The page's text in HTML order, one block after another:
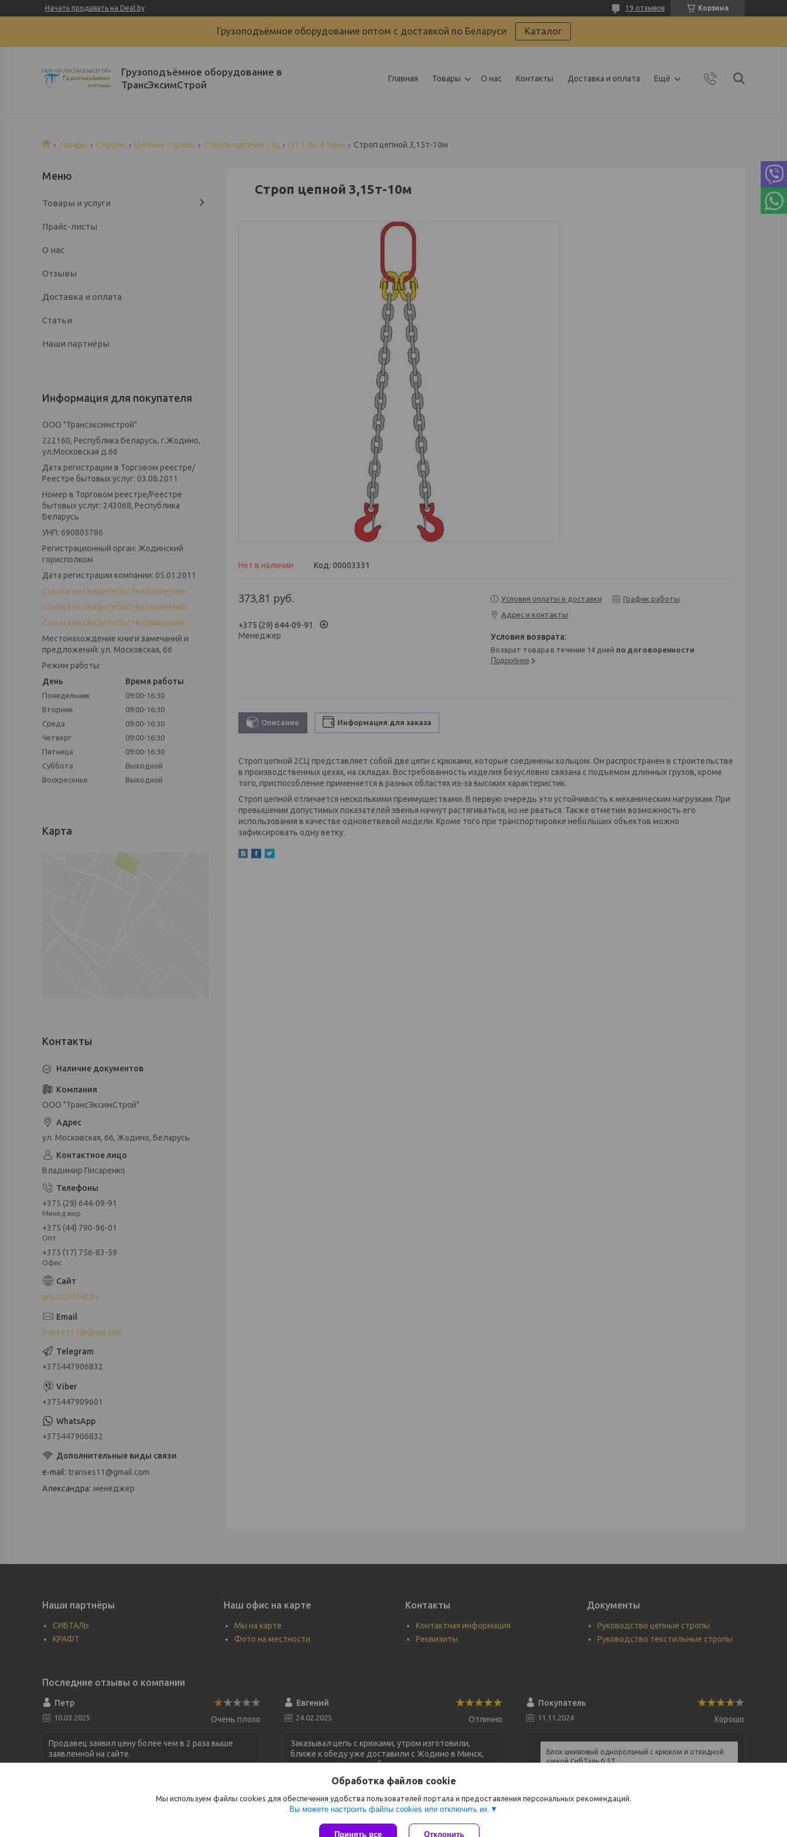
Начать продавать на Deal.by Корзина
19 отзывов
Грузоподъёмное оборудование оптом с доставкой по Беларуси Каталог
Грузоподъёмное оборудование в
ТрансЭксимСтрой
Главная Товары О нас Контакты Доставка и оплата Ещё
Товары Стропы Цепные стропы Стропы цепные 2сц От 1 до 4 тонн Строп цепной 3,15т-10м
Строп цепной 3,15т-10м
Нет в наличии Код: 00003331
373,81 руб.
+375 (29) 644-09-91
Менеджер
Условия оплаты и доставки
График работы
Адрес и контакты
возврат товара в течение 14 дней по договоренности
Подробнее
Описание Информация для заказа
Строп цепной 2СЦ представляет собой две цепи с крюками, которые соединены кольцом. Он распространен в строительстве
в производственных цехах, на складах. Востребованность изделия безусловно связана с подъемом длинных грузов, кроме
того, приспособление применяется в разных областях из-за высоких характеристик.
Строп цепной отличается несколькими преимуществами. В первую очередь это устойчивость к механическим нагрузкам. При
превышении допустимых показателей звенья начнут растягиваться, но не рваться. Также отметим возможность его
использования в качестве одноветвевой модели. Кроме того при транспортировке небольших объектов можно
зафиксировать одну ветку.
Товары и услуги
Прайс-листы
О нас
Отзывы
Доставка и оплата
Статьи
Наши партнёры
Информация для покупателя
ООО "Трансэксимстрой"
222160, Республика Беларусь, г.Жодино,
ул.Московская д.66
Дата регистрации в Торговом реестре/
Реестре бытовых услуг: 03.08.2011
Номер в Торговом реестре/Реестре
бытовых услуг: 243068, Республика
Беларусь
УНП: 690805786
Регистрационный орган: Жодинский
горисполком
Дата регистрации компании: 05.01.2011
Ссылка на свидетельство/лицензию
Ссылка на свидетельство/лицензию
Ссылка на свидетельство/лицензию
Местонахождение книги замечаний и
предложений: ул. Московская, 66
Режим работы:
День
Время работы
Понедельник
09:00-16:30
Вторник
09:00-16:30
Среда
09:00-16:30
Четверг
09:00-16:30
Пятница
09:00-16:30
Суббота
Выходной
Воскресенье
Выходной
Карта
Наличие документов
ООО "ТрансЭксимСтрой"
ул. Московская, 66, Жодино, Беларусь
Владимир Писаренко
+375 (29) 644-09-91
Менеджер
+375 (44) 790-96-01
Опт
+375 (17) 756-83-59
Офис
gruzozahvat.by
transes11@gmail.com
+375447906832
+375447909601
+375447906832
e-mail transes11@gmail.com
Александра менеджер
Наши партнёры
СИБТАЛЬ
КРАФТ
Наш офис на карте
Мы на карте
Фото на местности
Контакты
Контактная информация
Реквизиты
Документы
Руководство цепные стропы
Руководство текстильные стропы
Петр
10.03.2025 Очень плохо
Продавец заявил цену более чем в 2 раза выше
заявленной на сайте.
Евгений
24.02.2025 Отлично
Заказывал цепь с крюками, утром изготовили,
ближе к обеду уже доставили с Жодино в Минск,
все оперативно, спасибо за товар и доставку, в
следующий раз буду только у Вас заказывать)))
Цепь с крюком ЦКР 6,3т/3м
Хорошее обслуживание
Покупатель
11.11.2024 Хорошо
Блок шкивовый однорольный с крюком и откидной
щекой СибТаль 0,5Т
Обработка файлов cookie
Мы используем файлы cookies для обеспечения удобства пользователей портала и предоставления персональных рекомендаций.
Вы можете настроить файлы cookies или отключить их.
Принять все Отклонить